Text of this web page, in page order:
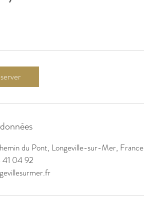
du Pont, Longeville-sur-Mer, France
04 92